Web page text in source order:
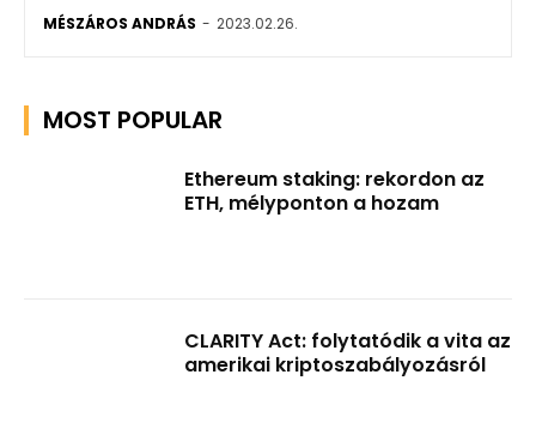
MÉSZÁROS ANDRÁS - 2023.02.26.
MOST POPULAR
Ethereum staking: rekordon az
ETH, mélyponton a hozam
CLARITY Act: folytatódik a vita az
amerikai kriptoszabályozásról